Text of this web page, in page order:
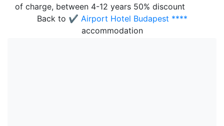
of charge, between 4-12 years 50% discount
Back to ✔️ Airport Hotel Budapest ****
accommodation